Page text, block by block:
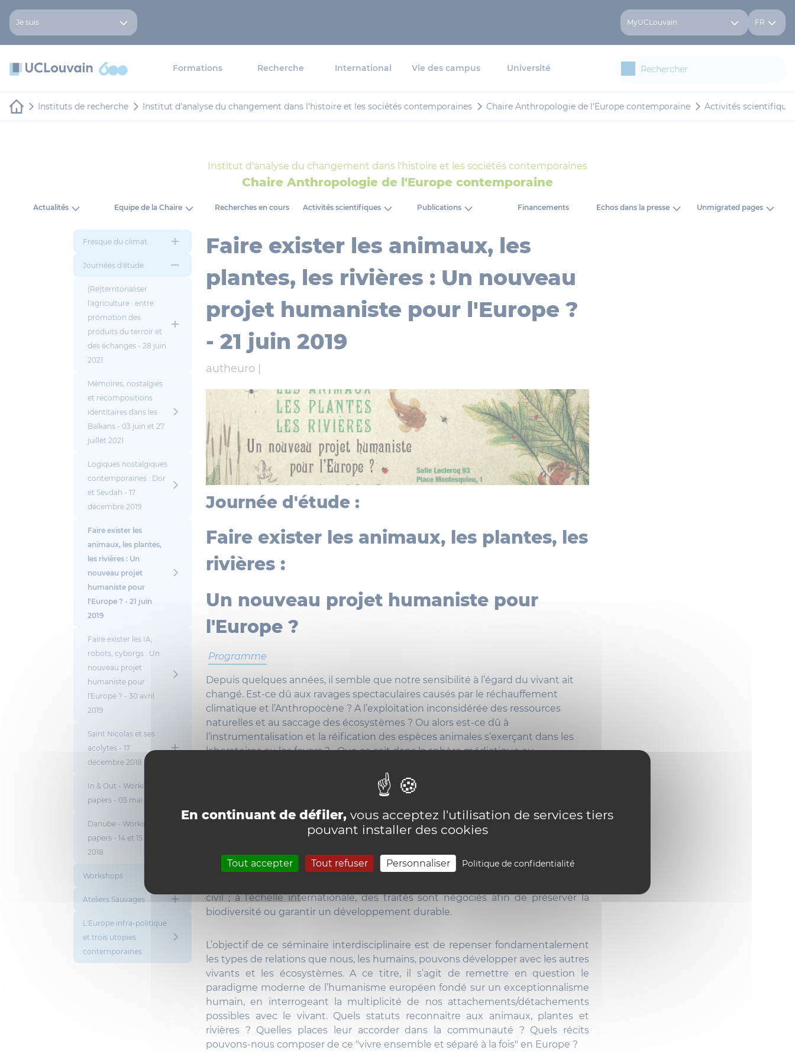
Panneau de gestion des cookies
En continuant de défiler, vous acceptez l'utilisation de services tiers
pouvant installer des cookies
Tout accepter Tout refuser Personnaliser Politique de confidentialité
Je suis MyUCLouvain FR
Formations Recherche International Vie des campus Université
Instituts de recherche Institut d'analyse du changement dans l'histoire et les sociétés contemporaines Chaire Anthropologie de l'Europe contemporaine Activités scientifiques
Institut d'analyse du changement dans l'histoire et les sociétés contemporaines
Chaire Anthropologie de l'Europe contemporaine
Actualités Equipe de la Chaire Recherches en cours Activités scientifiques Publications Financements Echos dans la presse Unmigrated pages
Fresque du climat
Journées d'étude
(Re)territorialiser
l'agriculture : entre
promotion des
produits du terroir et
des échanges - 28 juin
2021
Mémoires, nostalgies
et recompositions
identitaires dans les
Balkans - 03 juin et 27
juillet 2021
Logiques nostalgiques
contemporaines : Dor
et Sevdah - 17
décembre 2019
Faire exister les
animaux, les plantes,
les rivières : Un
nouveau projet
humaniste pour
l'Europe ? - 21 juin
2019
Faire exister les IA,
robots, cyborgs : Un
nouveau projet
humaniste pour
l'Europe ? - 30 avril
2019
Saint Nicolas et ses
acolytes - 17
décembre 2018
In & Out - Working
papers - 03 mai 2018
Danube - Working
papers - 14 et 15 février
2018
Workshops
Ateliers Sauvages
L'Europe infra-politique
et trois utopies
contemporaines
Faire exister les animaux, les
plantes, les rivières : Un nouveau
projet humaniste pour l'Europe ?
- 21 juin 2019
autheuro |
Journée d'étude :
Faire exister les animaux, les plantes, les
rivières :
Un nouveau projet humaniste pour
l'Europe ?
Programme
Depuis quelques années, il semble que notre sensibilité à l’égard du vivant ait
changé. Est-ce dû aux ravages spectaculaires causés par le réchauffement
climatique et l’Anthropocène ? A l’exploitation inconsidérée des ressources
naturelles et au saccage des écosystèmes ? Ou alors est-ce dû à
l’instrumentalisation et la réification des espèces animales s’exerçant dans les
laboratoires ou les foyers ?... Que ce soit dans la sphère médiatique ou
les secrets bien gardés de la nature : alors que les uns vantent l’intelligence
collective des arbres ou de insectes, les autres s’émerveillent devant le
mutualisme inter-espèces ou les miracles de la coévolution.
le plan politique et juridique : par exemple, en Nouvelle-Zélande ou en Inde des
fleuves se sont vus octroyer le statut de sujet de droit ; en France, l’animal est
civil ; à l’échelle internationale, des traités sont négociés afin de préserver la
biodiversité ou garantir un développement durable.
L’objectif de ce séminaire interdisciplinaire est de repenser fondamentalement
les types de relations que nous, les humains, pouvons développer avec les autres
vivants et les écosystèmes. A ce titre, il s’agit de remettre en question le
paradigme moderne de l’humanisme européen fondé sur un exceptionnalisme
humain, en interrogeant la multiplicité de nos attachements/détachements
possibles avec le vivant. Quels statuts reconnaitre aux animaux, plantes et
rivières ? Quelles places leur accorder dans la communauté ? Quels récits
pouvons-nous composer de ce "vivre ensemble et séparé à la fois" en Europe ?